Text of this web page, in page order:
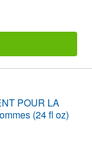
POUR LA
(24 fl oz)